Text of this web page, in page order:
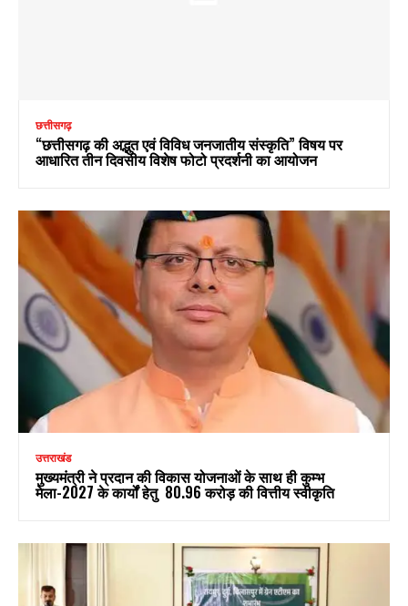
छत्तीसगढ़
“छत्तीसगढ़ की अद्भुत एवं विविध जनजातीय संस्कृति” विषय पर
आधारित तीन दिवसीय विशेष फोटो प्रदर्शनी का आयोजन
उत्तराखंड
मुख्यमंत्री ने प्रदान की विकास योजनाओं के साथ ही कुम्भ
मेला-2027 के कार्यों हेतु ₹ 80.96 करोड़ की वित्तीय स्वीकृति